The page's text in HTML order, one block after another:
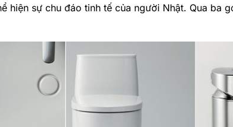
hiện sự chu đáo tinh tế của người Nhật. Qua ba